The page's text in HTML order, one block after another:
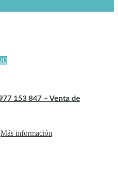
20
153 847 – Venta de
Más información